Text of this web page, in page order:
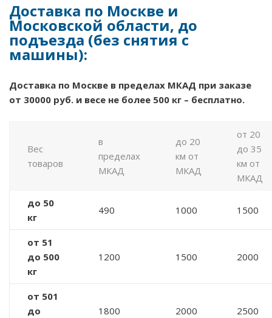
Доставка по Москве и
Московской области, до
подъезда (без снятия с
машины):
Доставка по Москве в пределах МКАД при заказе
от 30000 руб. и весе не более 500 кг – бесплатно.
Вес
товаров
в
пределах
МКАД
до 20
км от
МКАД
от 20
до 35
км от
МКАД
до 50
кг
490 1000 1500
от 51
до 500
кг
1200 1500 2000
от 501
до
1800 2000 2500